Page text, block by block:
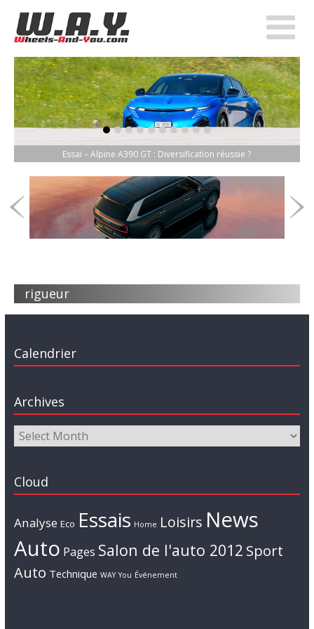
Essai – Alpine A390 GT : Diversification réussie ?
item-0
item-1
item-2
item-3
item-4
item-5
item-6
item-7
item-8
item-9
rigueur
Calendrier
Archives
Cloud
Analyse Eco Essais Home Loisirs News
Auto Pages Salon de l'auto 2012 Sport
Auto Technique WAY You Événement